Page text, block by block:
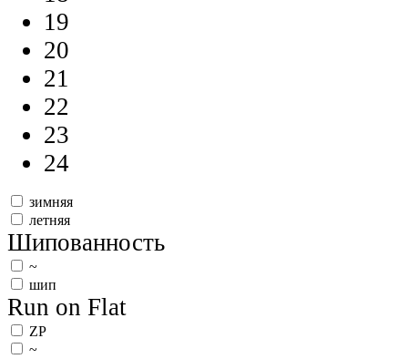
19
20
21
22
23
24
зимняя
летняя
Шипованность
~
шип
Run on Flat
ZP
~